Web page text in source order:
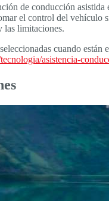
de conducción
el control del vehículo
las limitaciones.
cuando
asistencia-